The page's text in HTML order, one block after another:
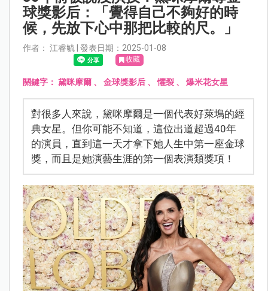
球獎影后：「覺得自己不夠好的時
候，先放下心中那把比較的尺。」
作者： 江睿毓 | 發表日期：2025-01-08
收藏
關鍵字： 黛咪摩爾、 金球獎影后、懼裂、 爆米花女星
對很多人來說，黛咪摩爾是一個代表好萊塢的經
典女星。但你可能不知道，這位出道超過40年
的演員，直到這一天才拿下她人生中第一座金球
獎，而且是她演藝生涯的第一個表演類獎項！